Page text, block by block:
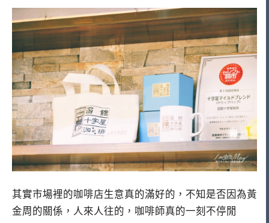
其實市場裡的咖啡店生意真的滿好的，不知是否因為黃
金周的關係，人來人往的，咖啡師真的一刻不停閒